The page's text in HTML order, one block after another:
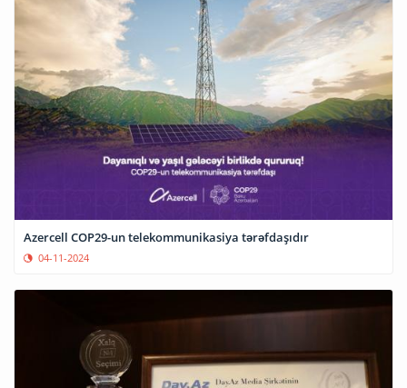
Azercell COP29-un telekommunikasiya tərəfdaşıdır
04-11-2024